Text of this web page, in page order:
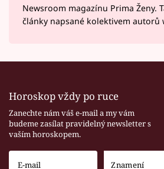
Newsroom magazínu Prima Ženy.
články napsané kolektivem autorů
Horoskop vždy po ruce
Zanechte nám váš e-mail a my vám
budeme zasílat pravidelný newsletter s
vaším horoskopem.